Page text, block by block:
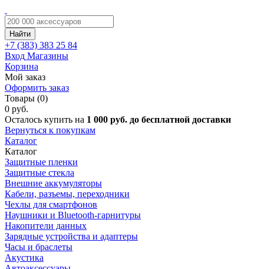
Найти
+7 (383) 383 25 84
Вход Магазины
Корзина
Мой заказ
Оформить заказ
Товары (0)
0 руб.
Осталось купить на 1 000 руб. до бесплатной доставки
Вернуться к покупкам
Каталог
Каталог
Защитные пленки
Защитные стекла
Внешние аккумуляторы
Кабели, разъемы, переходники
Чехлы для смартфонов
Наушники и Bluetooth-гарнитуры
Накопители данных
Зарядные устройства и адаптеры
Часы и браслеты
Акустика